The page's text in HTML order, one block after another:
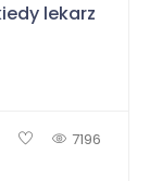
lekarz
7196